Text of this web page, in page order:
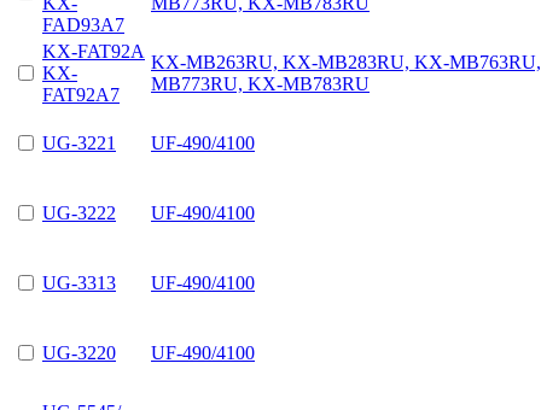
FAD93A7
KX-FAT92A
KX-
FAT92A7
KX-MB263RU, KX-MB283RU, KX-
MB773RU, KX-MB783RU
UG-3221 UF-490/4100
UG-3222 UF-490/4100
UG-3313 UF-490/4100
UG-3220 UF-490/4100